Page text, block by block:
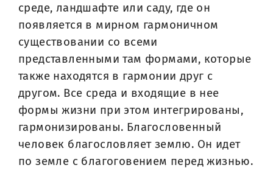
среде, ландшафте или саду, где он
появляется в мирном гармоничном
существовании со всеми
представленными там формами, которые
также находятся в гармонии друг с
другом. Все среда и входящие в нее
формы жизни при этом интегрированы,
гармонизированы. Благословенный
человек благословляет землю. Он идет
по земле с благоговением перед жизнью.